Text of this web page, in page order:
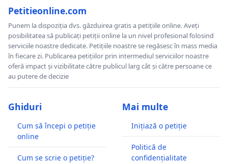
Petitieonline.com
Punem la dispoziția dvs. găzduirea gratis a petițiile online. Aveți
posibilitatea să publicați petiții online la un nivel profesional folosind
serviciile noastre dedicate. Petițiile noastre se regăsesc în mass media
în fiecare zi. Publicarea petițiilor prin intermediul serviciilor noastre
oferă impact și vizibilitate către publicul larg cât și către persoane ce
au putere de decizie
Ghiduri
Cum să începi o petiție
online
Cum se scrie o petiție?
Mai multe
Inițiază o petiție
Politică de
confidențialitate